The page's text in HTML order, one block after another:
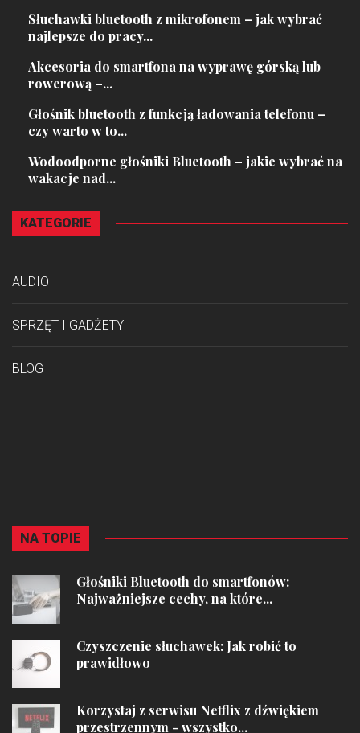
Słuchawki bluetooth z mikrofonem – jak wybrać
najlepsze do pracy...
Akcesoria do smartfona na wyprawę górską lub
rowerową –...
Głośnik bluetooth z funkcją ładowania telefonu –
czy warto w to...
Wodoodporne głośniki Bluetooth – jakie wybrać na
wakacje nad...
KATEGORIE
AUDIO
SPRZĘT I GADŻETY
BLOG
NA TOPIE
Głośniki Bluetooth do smartfonów:
Najważniejsze cechy, na które...
Czyszczenie słuchawek: Jak robić to
prawidłowo
Korzystaj z serwisu Netflix z dźwiękiem
przestrzennym - wszystko...